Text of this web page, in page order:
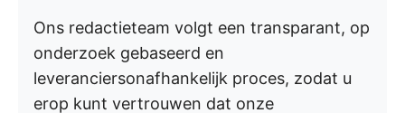
Ons redactieteam volgt een transparant, op
onderzoek gebaseerd en
leveranciersonafhankelijk proces, zodat u
erop kunt vertrouwen dat onze